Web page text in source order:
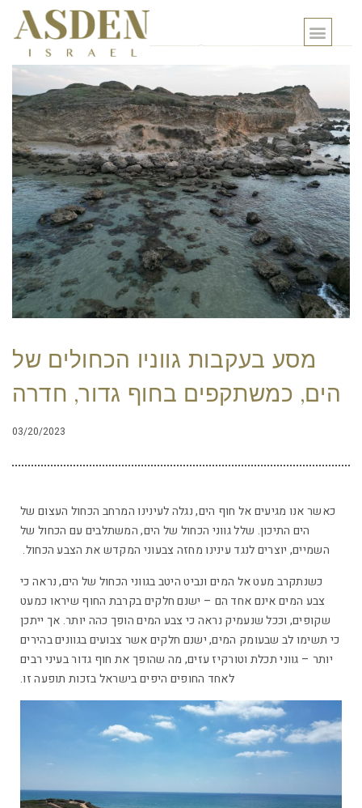
מסע בעקבות גווניו הכחולים של
הים, כמשתקפים בחוף גדור, חדרה
03/20/2023
כאשר אנו מגיעים אל חוף הים, נגלה לעינינו המרחב הכחול העצום של
הים התיכון. שלל גווני הכחול של הים, המשתלבים עם הכחול של
השמיים, יוצרים לנגד עינינו מחזה צבעוני המקדש את הצבע הכחול.
כשנתקרב מעט אל המים ונביט היטב בגווני הכחול של הים, נראה כי
צבע המים אינם אחד הם – ישנם חלקים בקרבת החוף שיראו כמעט
שקופים, וככל שנעמיק נראה כי צבע המים הופך כהה יותר. אך ייתכן
כי תשימו לב שבעומק המים, ישנם חלקים אשר צבועים בגוונים בהירים
יותר – גווני תכלת וטורקיז עזים, מה שהופך את חוף גדור בעיני רבים
לאחד החופים היפים בישראל בזכות תופעה זו.